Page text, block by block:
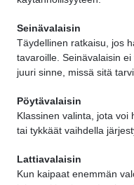
Seinävalaisin
Täydellinen ratkaisu, jos
tavaroille. Seinävalaisin
juuri sinne, missä sitä
Pöytävalaisin
Klassinen valinta, jota voi
tai tykkäät vaihdella
Lattiavalaisin
Kun kaipaat enemmän